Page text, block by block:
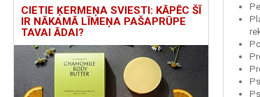
CIETIE ĶERMEŅA SVIESTI: KĀPĒC ŠĪ
IR NĀKAMĀ LĪMEŅA PAŠAPRŪPE
TAVAI ĀDAI?